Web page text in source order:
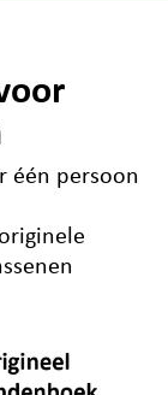
één persoon